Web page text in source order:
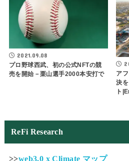
2021.09.08
プロ野球西武、初の公式NFTの競
売を開始－栗山選手2000本安打で
ア
決
ト
ReFi Research
>>web3.0 x Climate マップ